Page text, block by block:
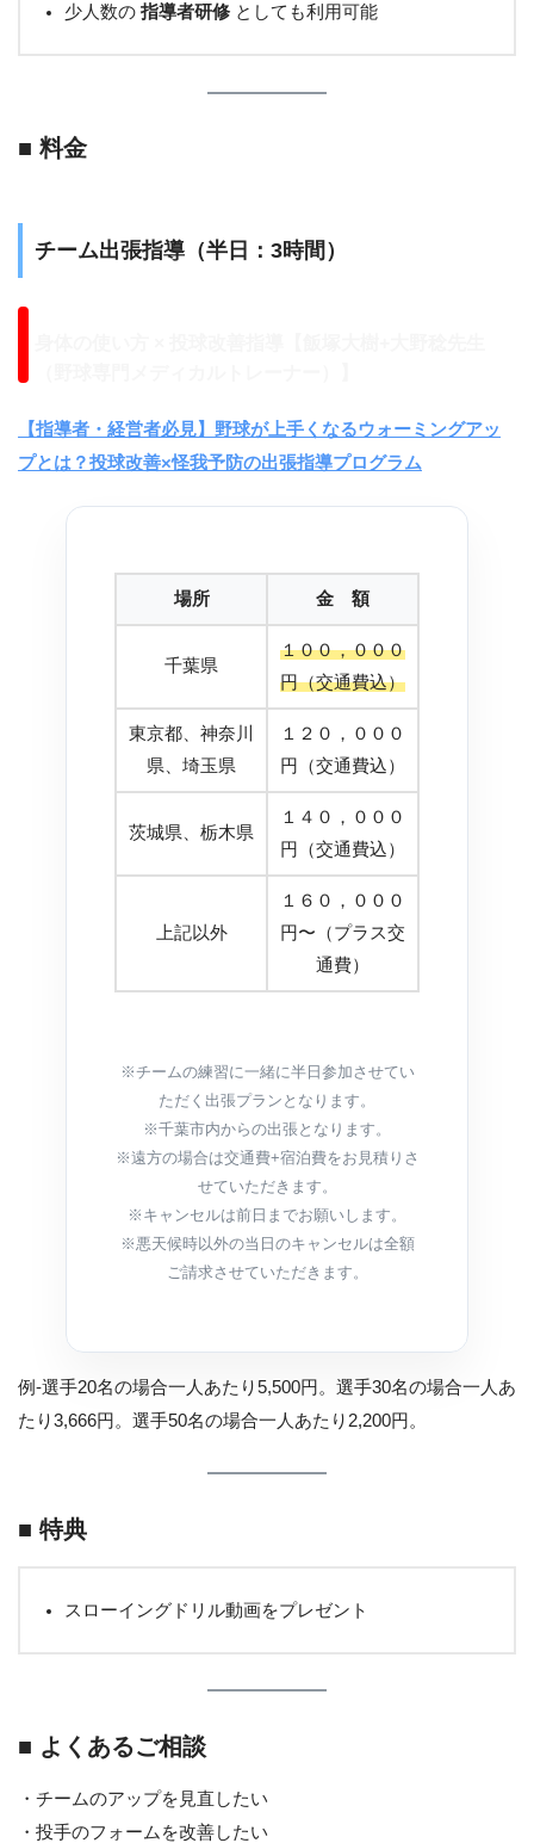
少人数の指導者研修 としても利用可能
■ 料金
チーム出張指導（半日：3時間）
【指導者・経営者必見】野球が上手くなるウォーミングアッ
プとは？投球改善×怪我予防の出張指導プログラム
場所 金 額
千葉県
１００，０００
円（交通費込）
東京都、神奈川
県、埼玉県
１２０，０００
円（交通費込）
茨城県、栃木県
１４０，０００
円（交通費込）
上記以外
１６０，０００
円〜（プラス交
通費）
※チームの練習に一緒に半日参加させてい
ただく出張プランとなります。
※千葉市内からの出張となります。
※遠方の場合は交通費+宿泊費をお見積りさ
せていただきます。
※キャンセルは前日までお願いします。
※悪天候時以外の当日のキャンセルは全額
ご請求させていただきます。
例-選手20名の場合一人あたり5,500円。選手30名の場合一人あ
たり3,666円。選手50名の場合一人あたり2,200円。
■ 特典
スローイングドリル動画をプレゼント
■ よくあるご相談
・チームのアップを見直したい
・投手のフォームを改善したい